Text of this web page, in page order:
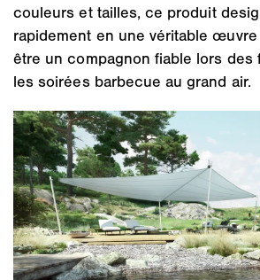
couleurs et tailles, ce produit
rapidement en une véritable
être un compagnon fiable lors des
les soirées barbecue au grand air.